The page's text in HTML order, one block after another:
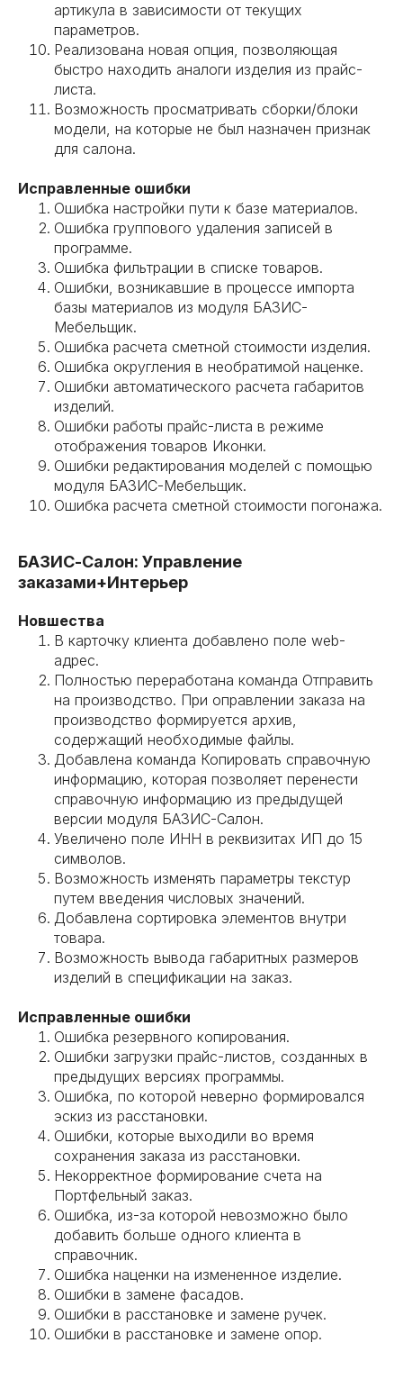
артикула в зависимости от текущих
параметров.
Реализована новая опция, позволяющая
быстро находить аналоги изделия из прайс-
листа.
Возможность просматривать сборки/блоки
модели, на которые не был назначен признак
для салона.
Исправленные ошибки
Ошибка настройки пути к базе материалов.
Ошибка группового удаления записей в
программе.
Ошибка фильтрации в списке товаров.
Ошибки, возникавшие в процессе импорта
базы материалов из модуля БАЗИС-
Мебельщик.
Ошибка расчета сметной стоимости изделия.
Ошибка округления в необратимой наценке.
Ошибки автоматического расчета габаритов
изделий.
Ошибки работы прайс-листа в режиме
отображения товаров Иконки.
Ошибки редактирования моделей с помощью
модуля БАЗИС-Мебельщик.
Ошибка расчета сметной стоимости погонажа.
БАЗИС-Салон: Управление
заказами+Интерьер
Новшества
В карточку клиента добавлено поле web-
адрес.
Полностью переработана команда Отправить
на производство. При оправлении заказа на
производство формируется архив,
содержащий необходимые файлы.
Добавлена команда Копировать справочную
информацию, которая позволяет перенести
справочную информацию из предыдущей
версии модуля БАЗИС-Салон.
Увеличено поле ИНН в реквизитах ИП до 15
символов.
Возможность изменять параметры текстур
путем введения числовых значений.
Добавлена сортировка элементов внутри
товара.
Возможность вывода габаритных размеров
изделий в спецификации на заказ.
Исправленные ошибки
Ошибка резервного копирования.
Ошибки загрузки прайс-листов, созданных в
предыдущих версиях программы.
Ошибка, по которой неверно формировался
эскиз из расстановки.
Ошибки, которые выходили во время
сохранения заказа из расстановки.
Некорректное формирование счета на
Портфельный заказ.
Ошибка, из-за которой невозможно было
добавить больше одного клиента в
справочник.
Ошибка наценки на измененное изделие.
Ошибки в замене фасадов.
Ошибки в расстановке и замене ручек.
Ошибки в расстановке и замене опор.